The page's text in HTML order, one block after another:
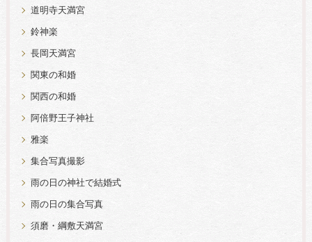
道明寺天満宮
鈴神楽
長岡天満宮
関東の和婚
関西の和婚
阿倍野王子神社
雅楽
集合写真撮影
雨の日の神社で結婚式
雨の日の集合写真
須磨・綱敷天満宮